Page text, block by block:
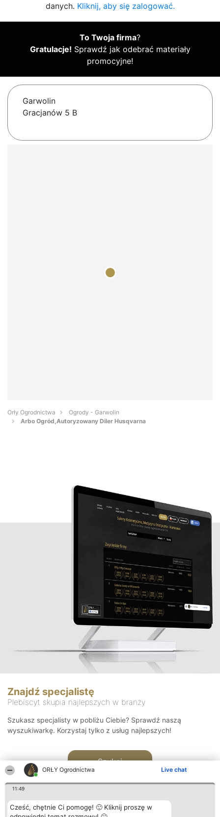
ORŁY Ogrodnictwa Live chat
11:49
Cześć, chętnie Ci pomogę! 🙂 Kliknij proszę w
danych. Kliknij, aby się zalogować.
To Twoja firma?
Gratulacje! Sprawdź jak odebrać materiały
promocyjne!
Garwolin
Gracjanów 5 B
Orły Ogrodnictwa
Ogrody - Garwolin
Arbo Ogród,Autoryzowany Diler Husqvarna
Znajdź specjalistę
Plebiscyt skupia najlepszych w branży
Szukasz specjalisty w pobliżu Ciebie? Sprawdź naszą
wyszukiwarkę. Korzystaj tylko z usług najlepszych!
Szukaj